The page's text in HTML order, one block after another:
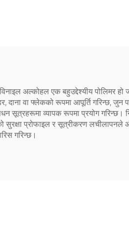
अल्कोहल एक बहुउद्देश्यीय पोलिमर
दाना वा फ्लेकको रूपमा आपूर्ति गरिन्छ, जुन
सूत्रहरूमा व्यापक रूपमा प्रयोग गरिन्छ।
सुरक्षा प्रोफाइल र सूत्रीकरण लचीलापनले
गरिन्छ।